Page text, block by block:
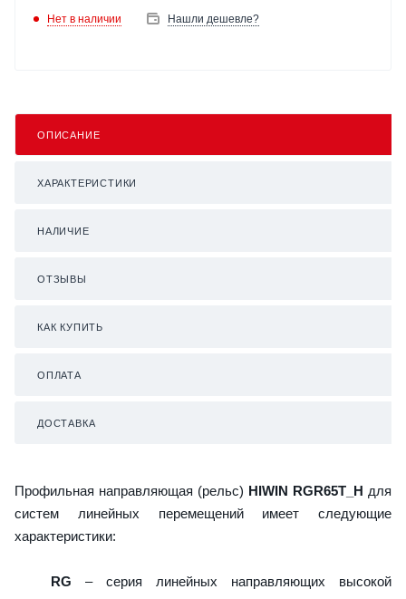
Нет в наличии Нашли дешевле?
ОПИСАНИЕ
ХАРАКТЕРИСТИКИ
НАЛИЧИЕ
ОТЗЫВЫ
КАК КУПИТЬ
ОПЛАТА
ДОСТАВКА
Профильная направляющая (рельс) HIWIN RGR65T_H для
систем линейных перемещений имеет следующие
характеристики:
RG – серия линейных направляющих высокой